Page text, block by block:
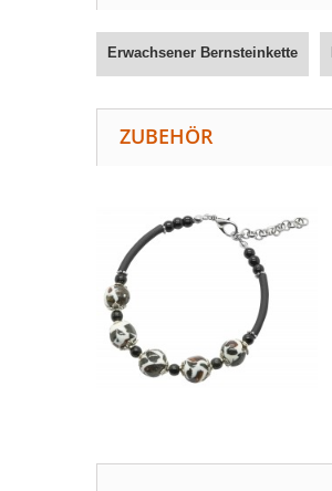
Erwachsener Bernsteinkette
ZUBEHÖR